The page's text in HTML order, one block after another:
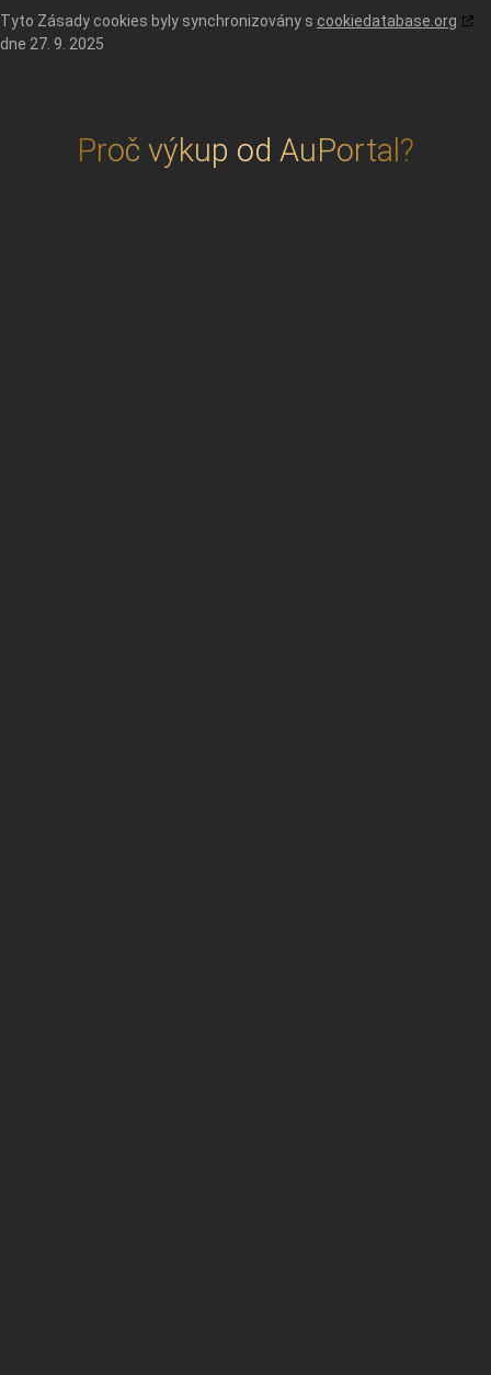
Tyto Zásady cookies byly synchronizovány s cookiedatabase.org
dne 27. 9. 2025
Proč výkup od AuPortal?